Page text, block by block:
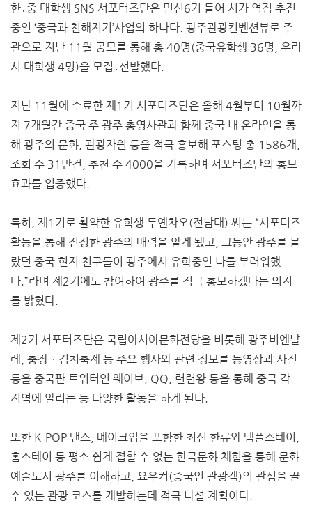
한․중 대학생 SNS 서포터즈단은 민선6기 들어 시가 역점 추진
중인 ‘중국과 친해지기’사업의 하나다. 광주관광컨벤션뷰로 주
관으로 지난 11월 공모를 통해 총 40명(중국유학생 36명, 우리
시 대학생 4명)을 모집․선발했다.
지난 11월에 수료한 제1기 서포터즈단은 올해 4월부터 10월까
지 7개월간 중국 주 광주 총영사관과 함께 중국 내 온라인을 통
해 광주의 문화, 관광자원 등을 적극 홍보해 포스팅 총 1586개,
조회 수 31만건, 추천 수 4000을 기록하며 서포터즈단의 홍보
효과를 입증했다.
특히, 제1기로 활약한 유학생 두옌차오(전남대) 씨는 “서포터즈
활동을 통해 진정한 광주의 매력을 알게 됐고, 그동안 광주를 몰
랐던 중국 현지 친구들이 광주에서 유학중인 나를 부러워했
다.”라며 제2기에도 참여하여 광주를 적극 홍보하겠다는 의지
를 밝혔다.
제2기 서포터즈단은 국립아시아문화전당을 비롯해 광주비엔날
레, 충장ㆍ김치축제 등 주요 행사와 관련 정보를 동영상과 사진
등을 중국판 트위터인 웨이보, QQ, 런런왕 등을 통해 중국 각
지역에 알리는 등 다양한 활동을 하게 된다.
또한 K-POP 댄스, 메이크업을 포함한 최신 한류와 템플스테이,
홈스테이 등 평소 쉽게 접할 수 없는 한국문화 체험을 통해 문화
예술도시 광주를 이해하고, 요우커(중국인 관광객)의 관심을 끌
수 있는 관광 코스를 개발하는데 적극 나설 계획이다.